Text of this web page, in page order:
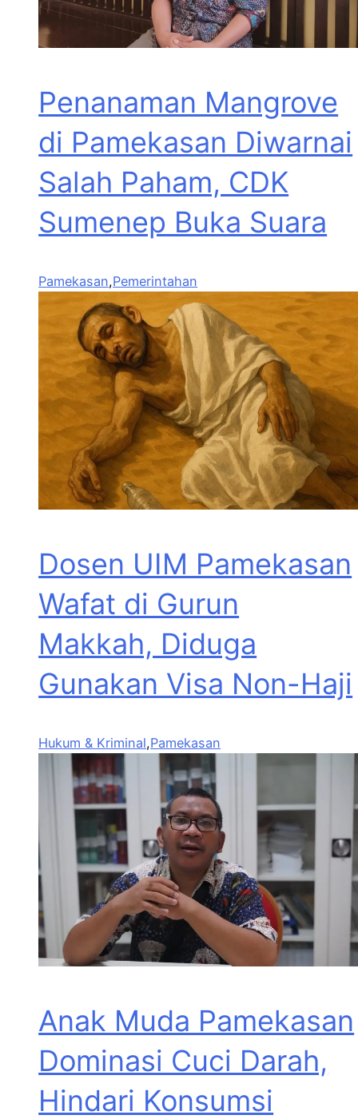
Penanaman Mangrove
di Pamekasan Diwarnai
Salah Paham, CDK
Sumenep Buka Suara
Pamekasan,Pemerintahan
Dosen UIM Pamekasan
Wafat di Gurun
Makkah, Diduga
Gunakan Visa Non-Haji
Hukum & Kriminal,Pamekasan
Anak Muda Pamekasan
Dominasi Cuci Darah,
Hindari Konsumsi